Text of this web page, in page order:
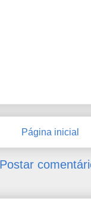
Página inicial
Postar